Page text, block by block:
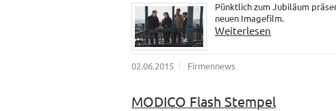
Pünktlich zum Jubiläum
neuen Imagefilm.
Weiterlesen
02.06.2015 Firmennews
MODICO Flash Stempel